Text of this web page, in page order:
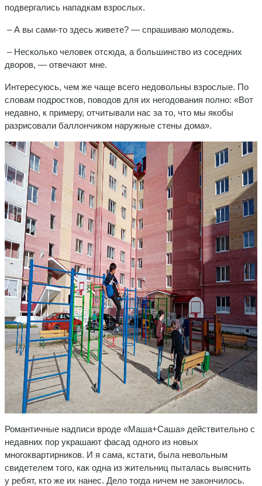
подвергались нападкам взрослых.
– А вы сами-то здесь живете? — спрашиваю молодежь.
– Несколько человек отсюда, а большинство из соседних
дворов, — отвечают мне.
Интересуюсь, чем же чаще всего недовольны взрослые. По
словам подростков, поводов для их негодования полно: «Вот
недавно, к примеру, отчитывали нас за то, что мы якобы
разрисовали баллончиком наружные стены дома».
Романтичные надписи вроде «Маша+Саша» действительно с
недавних пор украшают фасад одного из новых
многоквартирников. И я сама, кстати, была невольным
свидетелем того, как одна из жительниц пыталась выяснить
у ребят, кто же их нанес. Дело тогда ничем не закончилось.